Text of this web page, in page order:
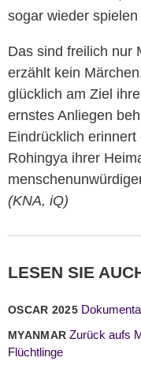
sogar wieder
Das sind freilich nur
erzählt kein
glücklich am Ziel
ernstes Anliegen
Eindrücklich
Rohingya ihrer
(KNA, iQ)
LESEN SIE
OSCAR 2025
MYANMARZurück aufs
Flüchtlinge